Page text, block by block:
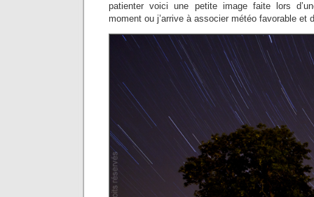
patienter voici une petite image faite lors
moment ou j’arrive à associer météo favorable et